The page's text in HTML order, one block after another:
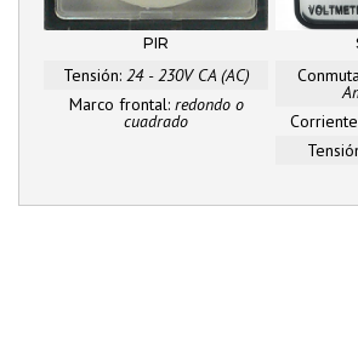
PIR
Tensión: 24 - 230V CA (AC)
Marco frontal: redondo o
cuadrado